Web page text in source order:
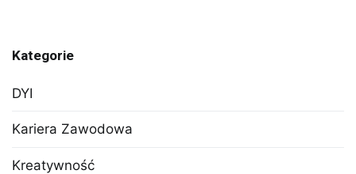
Kategorie
DYI
Kariera Zawodowa
Kreatywność